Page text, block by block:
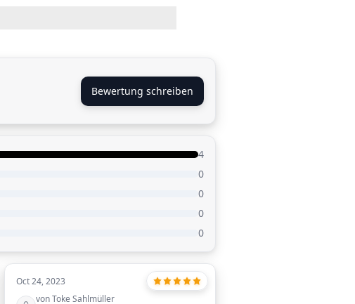
Bewertung schreiben
4
0
0
0
0
Oct 24, 2023
von Toke Sahlmüller